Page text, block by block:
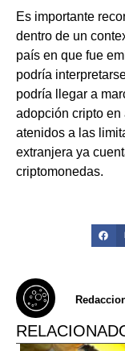
Es importante
dentro de un
país en que fue
podría
podría llegar a
adopción cripto en
atenidos a las
extranjera ya
criptomonedas.